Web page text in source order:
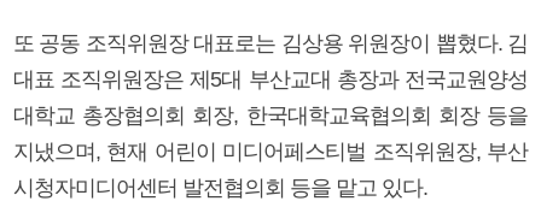
또 공동 조직위원장 대표로는 김상용 위원장이 뽑혔다. 김
대표 조직위원장은 제5대 부산교대 총장과 전국교원양성
대학교 총장협의회 회장, 한국대학교육협의회 회장 등을
지냈으며, 현재 어린이 미디어페스티벌 조직위원장, 부산
시청자미디어센터 발전협의회 등을 맡고 있다.